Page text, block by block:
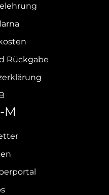
Rückgabe
M